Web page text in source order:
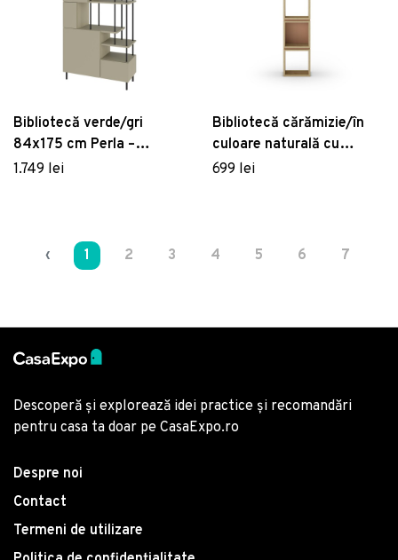
Bibliotecă verde/gri
84x175 cm Perla –
Marckeric
1.749 lei
Bibliotecă cărămizie/în
culoare naturală cu
aspect de lemn de stejar
699 lei
‹ 1 2 3 4 5 6 7
Descoperă și explorează idei practice și recomandări
pentru casa ta doar pe CasaExpo.ro
Despre noi
Contact
Termeni de utilizare